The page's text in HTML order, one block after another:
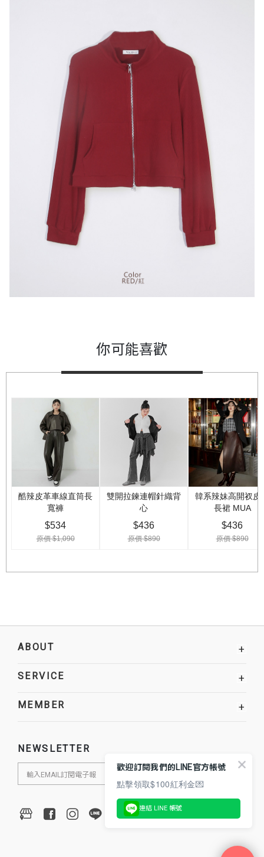
你可能喜歡
ABOUT +
SERVICE +
MEMBER +
NEWSLETTER
歡迎訂閱我們的LINE官方帳號
點擊領取$100紅利金💌
連結 LINE 帳號